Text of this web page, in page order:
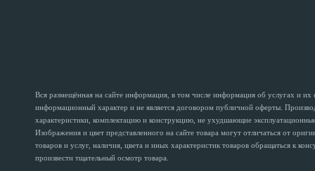
Вся размещённая на сайте информация, в том числе информация об услугах и
информационный характер и не является договором публичной оферты.
характеристики, комплектацию и конструкцию, не ухудшающие
Изображения и цвет представленного на сайте товара могут отличаться от
товаров и услуг, наличия, цвета и иных характеристик товаров обращаться к
произвести тщательный осмотр товара.